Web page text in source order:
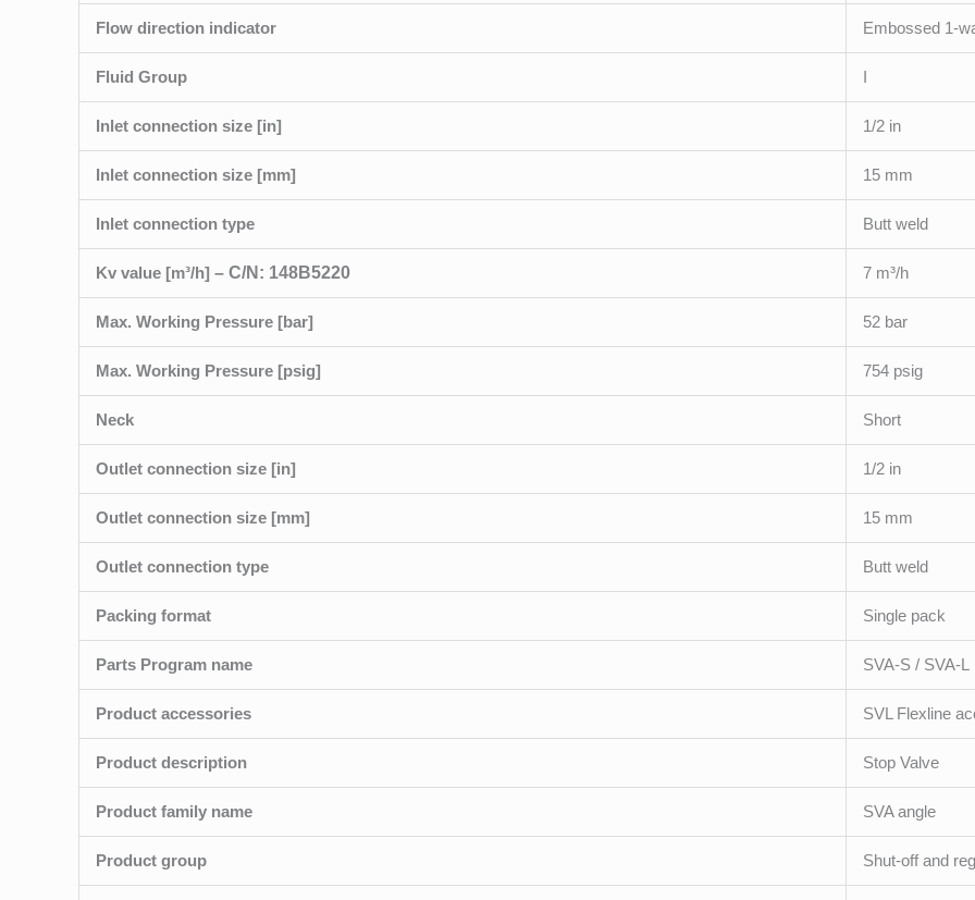
Flow direction indicator Embossed 1-
Fluid Group I
Inlet connection size [in] 1/2 in
Inlet connection size [mm] 15 mm
Inlet connection type Butt weld
Kv value [m³/h] – C/N: 148B5220 7 m³/h
Max. Working Pressure [bar] 52 bar
Max. Working Pressure [psig] 754 psig
Neck Short
Outlet connection size [in] 1/2 in
Outlet connection size [mm] 15 mm
Outlet connection type Butt weld
Packing format Single pack
Parts Program name SVA-S / SVA-L
Product accessories SVL Flexline
Product description Stop Valve
Product family name SVA angle
Product group Shut-off and